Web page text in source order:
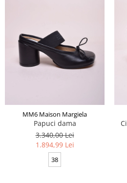
MM6 Maison Margiela
Papuci dama
3.340,00 Lei
1.894,99 Lei
38